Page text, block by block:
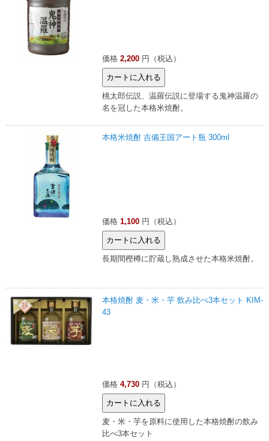
価格 2,200 円（税込）
桃太郎伝説、温羅伝説に登場する鬼神温羅の
名を冠した本格米焼酎。
本格米焼酎 吉備王国アート瓶 300ml
価格 1,100 円（税込）
長期間樫樽に貯蔵し熟成させた本格米焼酎。
本格焼酎 麦・米・芋 飲み比べ3本セット KIM-
43
価格 4,730 円（税込）
麦・米・芋を原料に使用した本格焼酎の飲み
比べ3本セット